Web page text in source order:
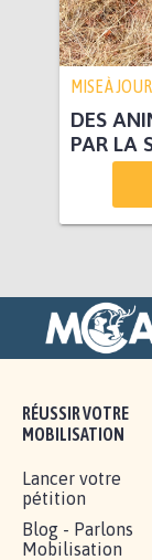
MISE À
DES
PAR LA
RÉUSSIR VOTRE
MOBILISATION
Lancer votre
pétition
Blog - Parlons
Mobilisation